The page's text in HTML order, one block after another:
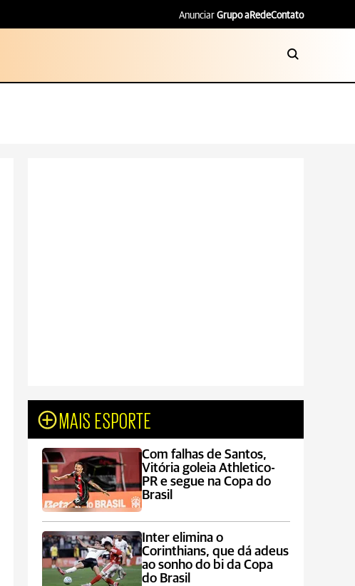
Anunciar Grupo aRedeContato
MAIS ESPORTE
Com falhas de Santos,
Vitória goleia Athletico-
PR e segue na Copa do
Brasil
Inter elimina o
Corinthians, que dá adeus
ao sonho do bi da Copa
do Brasil